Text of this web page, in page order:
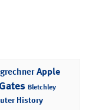
Apple
Bletchley
History